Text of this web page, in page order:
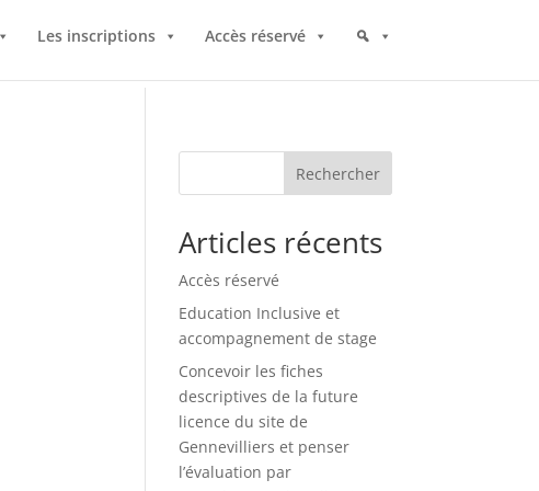
Les inscriptions Accès réservé
Rechercher
Articles récents
Accès réservé
Education Inclusive et
accompagnement de stage
Concevoir les fiches
descriptives de la future
licence du site de
Gennevilliers et penser
l’évaluation par